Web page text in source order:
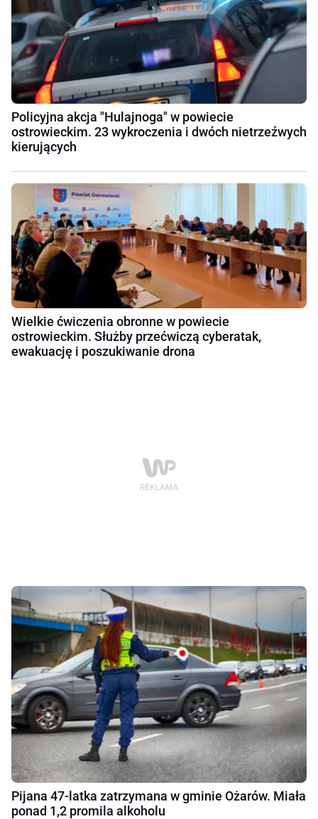
Policyjna akcja "Hulajnoga" w powiecie
ostrowieckim. 23 wykroczenia i dwóch nietrzeźwych
kierujących
Wielkie ćwiczenia obronne w powiecie
ostrowieckim. Służby przećwiczą cyberatak,
ewakuację i poszukiwanie drona
Pijana 47-latka zatrzymana w gminie Ożarów. Miała
ponad 1,2 promila alkoholu